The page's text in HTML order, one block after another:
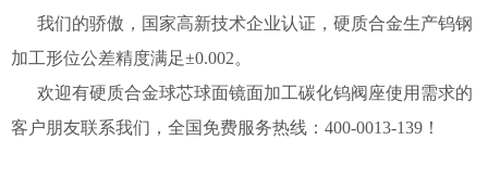
我们的骄傲，国家高新技术企业认证，硬质合金生产钨钢
加工形位公差精度满足±0.002。
欢迎有硬质合金球芯球面镜面加工碳化钨阀座使用需求的
客户朋友联系我们，全国免费服务热线：400-0013-139！